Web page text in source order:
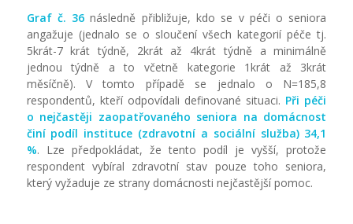
Graf č. 36 následně přibližuje, kdo se v péči o seniora
angažuje (jednalo se o sloučení všech kategorií péče tj.
5krát-7 krát týdně, 2krát až 4krát týdně a minimálně
jednou týdně a to včetně kategorie 1krát až 3krát
měsíčně). V tomto případě se jednalo o N=185,8
respondentů, kteří odpovídali definované situaci. Při péči
o nejčastěji zaopatřovaného seniora na domácnost
činí podíl instituce (zdravotní a sociální služba) 34,1
%. Lze předpokládat, že tento podíl je vyšší, protože
respondent vybíral zdravotní stav pouze toho seniora,
který vyžaduje ze strany domácnosti nejčastější pomoc.